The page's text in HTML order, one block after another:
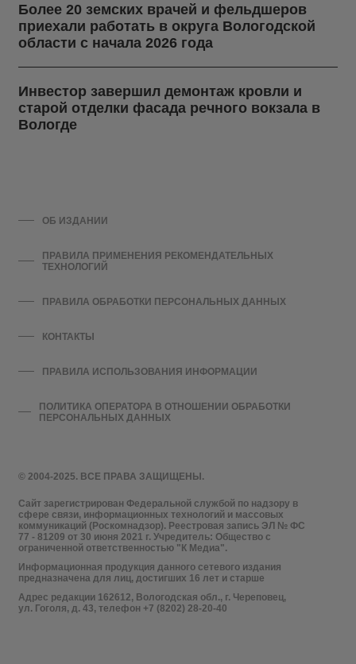
Более 20 земских врачей и фельдшеров
приехали работать в округа Вологодской
области с начала 2026 года
Инвестор завершил демонтаж кровли и
старой отделки фасада речного вокзала в
Вологде
© 2004-2025. ВСЕ ПРАВА ЗАЩИЩЕНЫ.
Сайт зарегистрирован Федеральной службой по надзору в
сфере связи, информационных технологий и массовых
коммуникаций (Роскомнадзор). Реестровая запись ЭЛ № ФС
77 - 81209 от 30 июня 2021 г. Учредитель: Общество с
ограниченной ответственностью "К Медиа".
Информационная продукция данного сетевого издания
предназначена для лиц, достигших 16 лет и старше
Адрес редакции 162612, Вологодская обл., г. Череповец,
ул. Гоголя, д. 43, телефон +7 (8202) 28-20-40
ОБ ИЗДАНИИ
ПРАВИЛА ПРИМЕНЕНИЯ РЕКОМЕНДАТЕЛЬНЫХ
ТЕХНОЛОГИЙ
ПРАВИЛА ОБРАБОТКИ ПЕРСОНАЛЬНЫХ ДАННЫХ
КОНТАКТЫ
ПРАВИЛА ИСПОЛЬЗОВАНИЯ ИНФОРМАЦИИ
ПОЛИТИКА ОПЕРАТОРА В ОТНОШЕНИИ ОБРАБОТКИ
ПЕРСОНАЛЬНЫХ ДАННЫХ